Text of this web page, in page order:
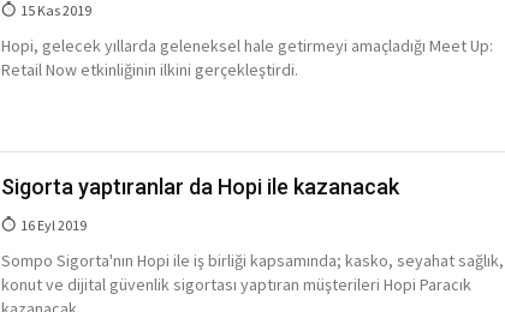
15 Kas 2019
Hopi, gelecek yıllarda geleneksel hale getirmeyi amaçladığı Meet Up:
Retail Now etkinliğinin ilkini gerçekleştirdi.
Sigorta yaptıranlar da Hopi ile kazanacak
16 Eyl 2019
Sompo Sigorta'nın Hopi ile iş birliği kapsamında; kasko, seyahat sağlık,
konut ve dijital güvenlik sigortası yaptıran müşterileri Hopi Paracık